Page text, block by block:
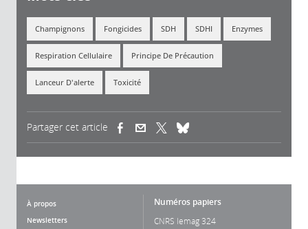
Champignons Fongicides SDH SDHI Enzymes
Respiration Cellulaire Principe De Précaution
Lanceur D'alerte Toxicité
Partager cet article (link is external)(link is external)
À propos
Newsletters
Numéros papiers
CNRS lemag 324